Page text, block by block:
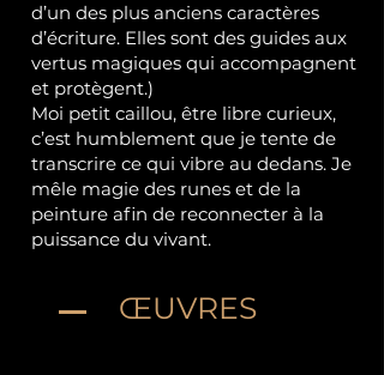
d’un des plus anciens caractères
d’écriture. Elles sont des guides aux
vertus magiques qui accompagnent
et protègent.)
Moi petit caillou, être libre curieux,
c’est humblement que je tente de
transcrire ce qui vibre au dedans. Je
mêle magie des runes et de la
peinture afin de reconnecter à la
puissance du vivant.
ŒUVRES